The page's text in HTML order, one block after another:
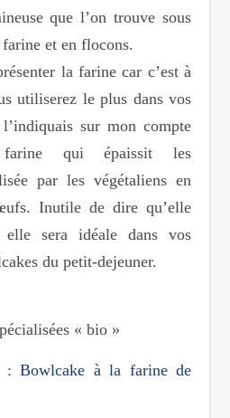
que l’on trouve sous
et en flocons.
la farine car c’est à
utiliserez le plus dans vos
sur mon compte
qui épaissit les
par les végétaliens en
Inutile de dire qu’elle
sera idéale dans vos
du petit-dejeuner.
« bio »
: Bowlcake à la farine de